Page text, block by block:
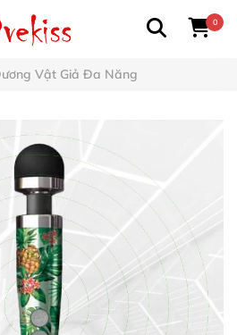
0
Vật Giả Đa Năng